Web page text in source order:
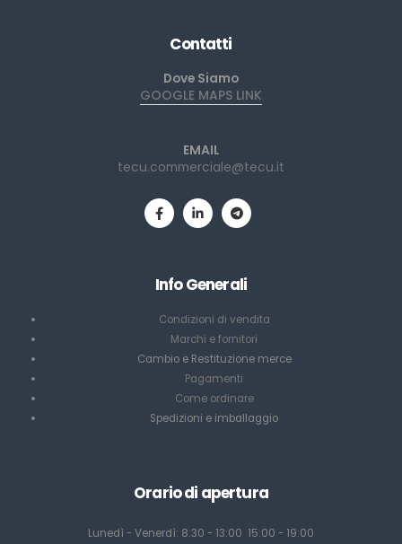
Contatti
Dove Siamo
GOOGLE MAPS LINK
EMAIL
tecu.commerciale@tecu.it
Info Generali
Condizioni di vendita
Marchi e fornitori
Cambio e Restituzione merce
Pagamenti
Come ordinare
Spedizioni e imballaggio
Orario di apertura
Lunedì - Venerdì: 8:30 - 13:00 15:00 - 19:00